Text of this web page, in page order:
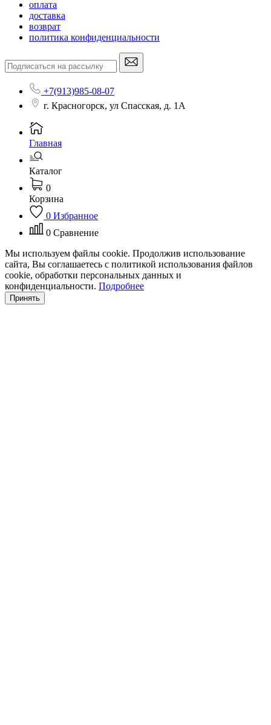
оплата
доставка
возврат
политика конфиденциальности
+7(913)985-08-07
г. Красногорск, ул Спасская, д. 1А
Главная
Каталог
0
Корзина
0 Избранное
0 Сравнение
Мы используем файлы cookie. Продолжив использование
сайта, Вы соглашаетесь с политикой использования файлов
cookie, обработки персональных данных и
конфиденциальности. Подробнее
Принять